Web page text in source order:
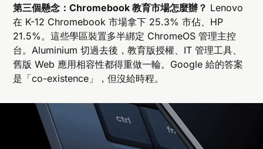
第三個懸念：Chromebook 教育市場怎麼辦？ Lenovo
在 K-12 Chromebook 市場拿下 25.3% 市佔、HP
21.5%。這些學區裝置多半綁定 ChromeOS 管理主控
台。Aluminium 切過去後，教育版授權、IT 管理工具、
舊版 Web 應用相容性都得重做一輪。Google 給的答案
是「co-existence」，但沒給時程。